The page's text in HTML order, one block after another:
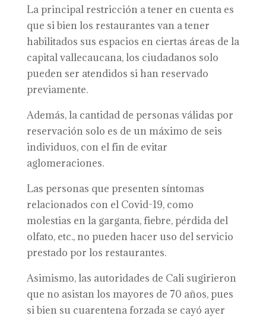
La principal restricción a tener en cuenta es
que si bien los restaurantes van a tener
habilitados sus espacios en ciertas áreas de la
capital vallecaucana, los ciudadanos solo
pueden ser atendidos si han reservado
previamente.
Además, la cantidad de personas válidas por
reservación solo es de un máximo de seis
individuos, con el fin de evitar
aglomeraciones.
Las personas que presenten síntomas
relacionados con el Covid-19, como
molestias en la garganta, fiebre, pérdida del
olfato, etc., no pueden hacer uso del servicio
prestado por los restaurantes.
Asimismo, las autoridades de Cali sugirieron
que no asistan los mayores de 70 años, pues
si bien su cuarentena forzada se cayó ayer